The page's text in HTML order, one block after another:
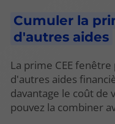
Cumuler la
d'autres aides
La prime CEE
d'autres aides
davantage le coût de
pouvez la combiner